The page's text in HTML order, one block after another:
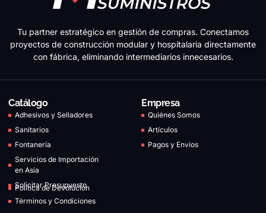
Tu partner estratégico en gestión de compras. Conectamos
proyectos de construcción modular y hospitalaria directamente
con fábrica, eliminando intermediarios innecesarios.
Catálogo
Adhesivos y Selladores
Sanitarios
Fontanería
Servicios de Importación
en Asia
Solicitar Presupuesto
Política de Devolución
Términos y Condiciones
Empresa
Quiénes Somos
Artículos
Pagos y Envios